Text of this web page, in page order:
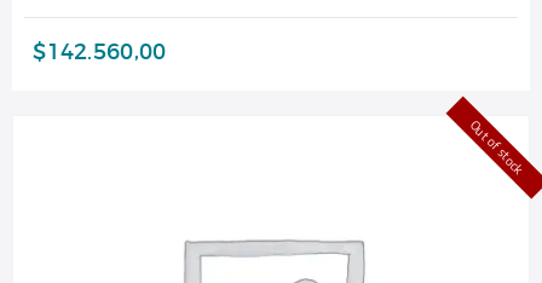
$142.560,00
Out of stock